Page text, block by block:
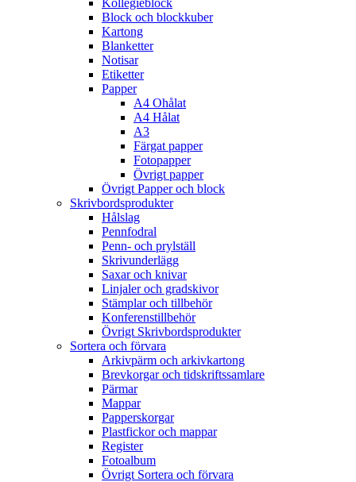
Kollegieblock
Block och blockkuber
Kartong
Blanketter
Notisar
Etiketter
Papper
A4 Ohålat
A4 Hålat
A3
Färgat papper
Fotopapper
Övrigt papper
Övrigt Papper och block
Skrivbordsprodukter
Hålslag
Pennfodral
Penn- och prylställ
Skrivunderlägg
Saxar och knivar
Linjaler och gradskivor
Stämplar och tillbehör
Konferenstillbehör
Övrigt Skrivbordsprodukter
Sortera och förvara
Arkivpärm och arkivkartong
Brevkorgar och tidskriftssamlare
Pärmar
Mappar
Papperskorgar
Plastfickor och mappar
Register
Fotoalbum
Övrigt Sortera och förvara